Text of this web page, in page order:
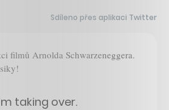
Sdíleno přes aplikaci Twitter
filmů Arnolda Schwarzeneggera.
taking over.